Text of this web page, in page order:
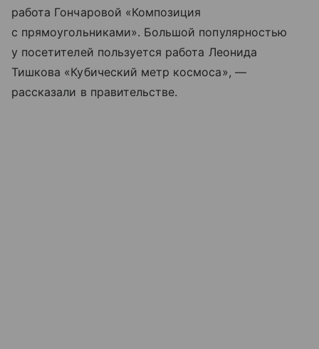
работа Гончаровой «Композиция
с прямоугольниками». Большой популярностью
у посетителей пользуется работа Леонида
Тишкова «Кубический метр космоса», —
рассказали в правительстве.